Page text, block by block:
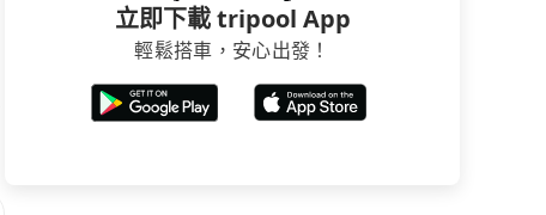
立即下載 tripool App
輕鬆搭車，安心出發！